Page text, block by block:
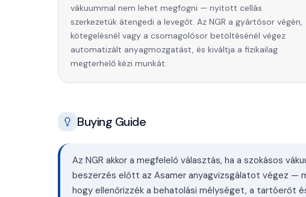
vákuummal nem lehet megfogni — nyitott cellás
szerkezetük átengedi a levegőt. Az NGR a gyártósor végén,
kötegelésnél vagy a csomagolósor betöltésénél végez
automatizált anyagmozgatást, és kiváltja a fizikailag
megterhelő kézi munkát.
Buying Guide
Az NGR akkor a megfelelő választás, ha a szokásos
beszerzés előtt az Asamer anyagvizsgálatot végez —
hogy ellenőrizzék a behatolási mélységet, a tartóerőt